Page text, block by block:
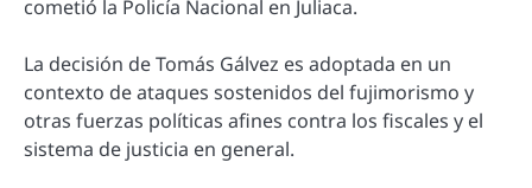
cometió la Policía Nacional en Juliaca.
La decisión de Tomás Gálvez es adoptada en un
contexto de ataques sostenidos del fujimorismo y
otras fuerzas políticas afines contra los fiscales y el
sistema de justicia en general.